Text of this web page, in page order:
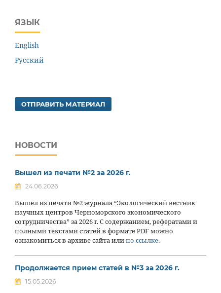
ЯЗЫК
English
Русский
ОТПРАВИТЬ МАТЕРИАЛ
НОВОСТИ
Вышел из печати №2 за 2026 г.
24.06.2026
Вышел из печати №2 журнала “Экологический вестник
научных центров Черноморского экономического
сотрудничества” за 2026 г. С содержанием, рефератами и
полными текстами статей в формате PDF можно
ознакомиться в архиве сайта илипо ссылке.
Продолжается прием статей в №3 за 2026 г.
15.05.2026